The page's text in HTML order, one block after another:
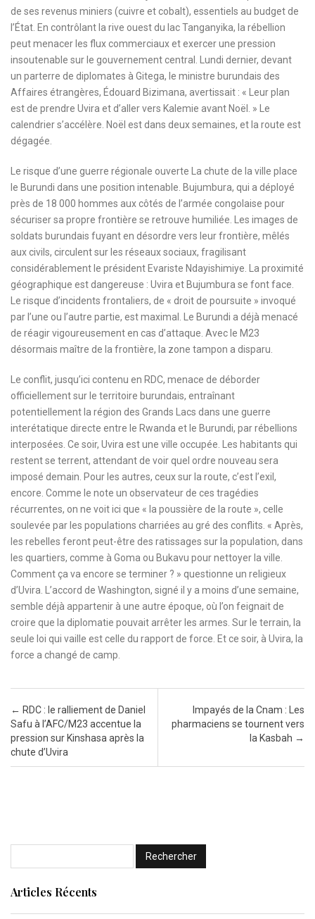
de ses revenus miniers (cuivre et cobalt), essentiels au budget de
l’État. En contrôlant la rive ouest du lac Tanganyika, la rébellion
peut menacer les flux commerciaux et exercer une pression
insoutenable sur le gouvernement central. Lundi dernier, devant
un parterre de diplomates à Gitega, le ministre burundais des
Affaires étrangères, Édouard Bizimana, avertissait : « Leur plan
est de prendre Uvira et d’aller vers Kalemie avant Noël. » Le
calendrier s’accélère. Noël est dans deux semaines, et la route est
dégagée.
Le risque d’une guerre régionale ouverte La chute de la ville place
le Burundi dans une position intenable. Bujumbura, qui a déployé
près de 18 000 hommes aux côtés de l’armée congolaise pour
sécuriser sa propre frontière se retrouve humiliée. Les images de
soldats burundais fuyant en désordre vers leur frontière, mêlés
aux civils, circulent sur les réseaux sociaux, fragilisant
considérablement le président Evariste Ndayishimiye. La proximité
géographique est dangereuse : Uvira et Bujumbura se font face.
Le risque d’incidents frontaliers, de « droit de poursuite » invoqué
par l’une ou l’autre partie, est maximal. Le Burundi a déjà menacé
de réagir vigoureusement en cas d’attaque. Avec le M23
désormais maître de la frontière, la zone tampon a disparu.
Le conflit, jusqu’ici contenu en RDC, menace de déborder
officiellement sur le territoire burundais, entraînant
potentiellement la région des Grands Lacs dans une guerre
interétatique directe entre le Rwanda et le Burundi, par rébellions
interposées. Ce soir, Uvira est une ville occupée. Les habitants qui
restent se terrent, attendant de voir quel ordre nouveau sera
imposé demain. Pour les autres, ceux sur la route, c’est l’exil,
encore. Comme le note un observateur de ces tragédies
récurrentes, on ne voit ici que « la poussière de la route », celle
soulevée par les populations charriées au gré des conflits. « Après,
les rebelles feront peut-être des ratissages sur la population, dans
les quartiers, comme à Goma ou Bukavu pour nettoyer la ville.
Comment ça va encore se terminer ? » questionne un religieux
d’Uvira. L’accord de Washington, signé il y a moins d’une semaine,
semble déjà appartenir à une autre époque, où l’on feignait de
croire que la diplomatie pouvait arrêter les armes. Sur le terrain, la
seule loi qui vaille est celle du rapport de force. Et ce soir, à Uvira, la
force a changé de camp.
Post navigation
← RDC : le ralliement de Daniel
Safu à l’AFC/M23 accentue la
pression sur Kinshasa après la
chute d’Uvira
Impayés de la Cnam : Les
pharmaciens se tournent vers
la Kasbah →
Articles Récents